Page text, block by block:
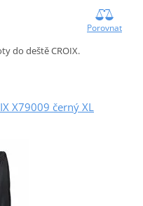
Porovnat
do deště CROIX.
X79009 černý XL